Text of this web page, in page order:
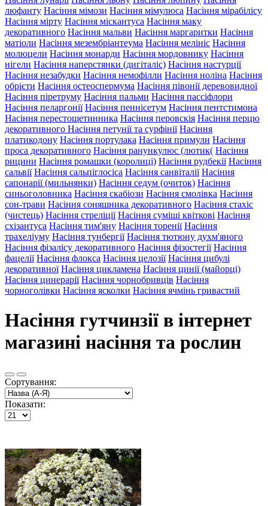
люфанту Насіння мімози Насіння мімулюса Насіння мірабілісу
Насіння мірту Насіння міскантуса Насіння маку
декоративного Насіння мальви Насіння маргаритки Насіння
матіоли Насіння мезембріантеума Насіння мелініс Насіння
молюцели Насіння монарди Насіння мордовнику Насіння
нігели Насіння наперстянки (дигіталіс) Насіння настурції
Насіння незабудки Насіння немофілли Насіння ноліна Насіння
обрієти Насіння остеоспермума Насіння півонії деревовидної
Насіння піретруму Насіння пальми Насіння пассіфлори
Насіння пеларгонії Насіння пеннісетум Насіння пентстимона
Насіння перестощетинника Насіння перовскія Насіння перцю
декоративного Насіння петунії та сурфінії Насіння
платикодону Насіння портулака Насіння примули Насіння
проса декоративного Насіння ранункулюс (лютик( Насіння
рицини Насіння ромашки (королиці) Насіння рудбекії Насіння
сальвії Насіння сальпіглосіса Насіння санвіталії Насіння
сапонарії (мильнянки) Насіння седум (очиток) Насіння
синьоголовника Насіння скабіози Насіння смолівка Насіння
сон-трави Насіння соняшника декоративного Насіння стахіс
(чистець) Насіння стреліції Насіння суміші квіткові Насіння
схізантуса Насіння тим'яну Насіння торенії Насіння
трахеліуму Насіння тунбергії Насіння тютюну духм'яного
Насіння фізалісу декоративного Насіння фізостегії Насіння
фацелії Насіння флокса Насіння целозії Насіння цибулі
декоративної Насіння цикламена Насіння цинії (майорці)
Насіння цинерарії Насіння чорнобривців Насіння
чорноголівки Насіння ясколки Насіння ячмінь гривастий
Насіння гутчинзії в інтернет
магазині насіння та рослин
Сортування:
Показати: